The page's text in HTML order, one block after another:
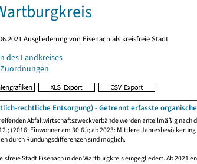
Ausgliederung von Eisenach als kreisfreie Stadt
des Landkreises
rechtliche Entsorgung) - Getrennt erfasste
Abfallwirtschaftszweckverbände werden anteilmäßig nach
(2016: Einwohner am 30.6.); ab 2023: Mittlere Jahresbevölkerung
durch Rundungsdifferenzen sind möglich.
Stadt Eisenach in den Wartburgkreis eingegliedert. Ab 2021